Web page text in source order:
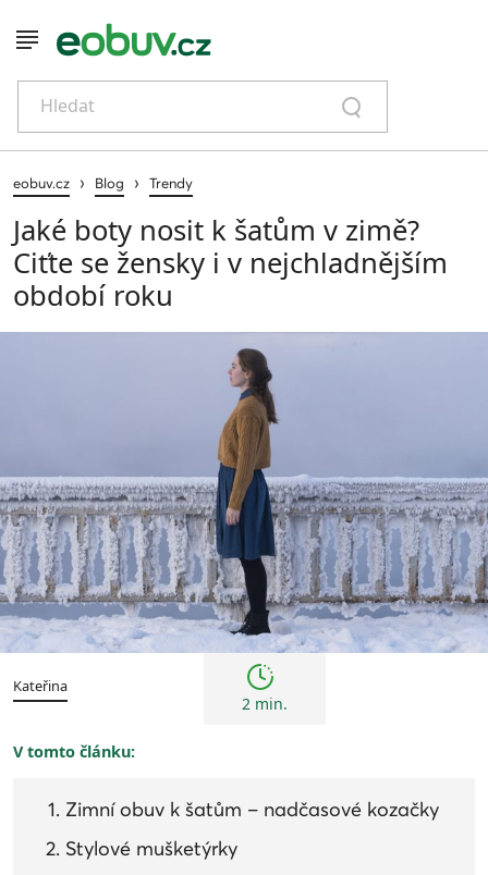
Hledat
eobuv.cz › Blog › Trendy
Jaké boty nosit k šatům v zimě?
Ciťte se žensky i v nejchladnějším
období roku
Trendy
Kateřina
2 min.
V tomto článku:
Zimní obuv k šatům – nadčasové kozačky
Stylové mušketýrky